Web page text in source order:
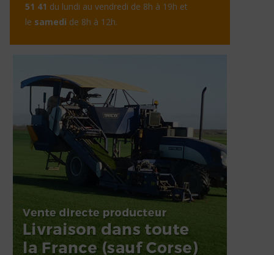
51 41 du lundi au vendredi de 8h à 19h et
le samedi de 8h à 12h.